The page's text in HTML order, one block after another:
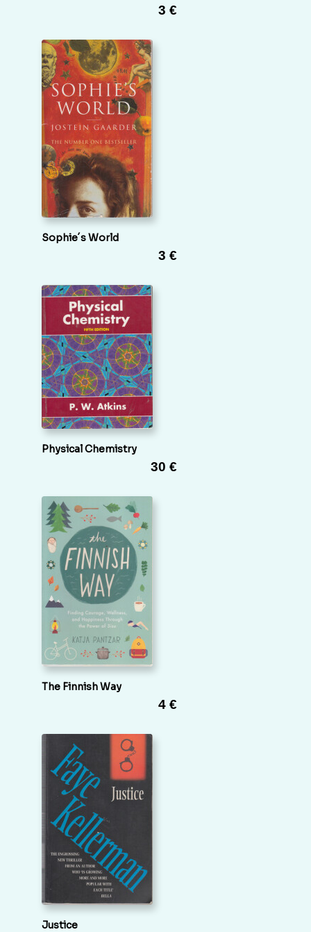
3 €
Sophie´s World
3 €
Physical Chemistry
30 €
The Finnish Way
4 €
Justice